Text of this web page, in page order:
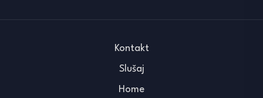
Kontakt
Slušaj
Home